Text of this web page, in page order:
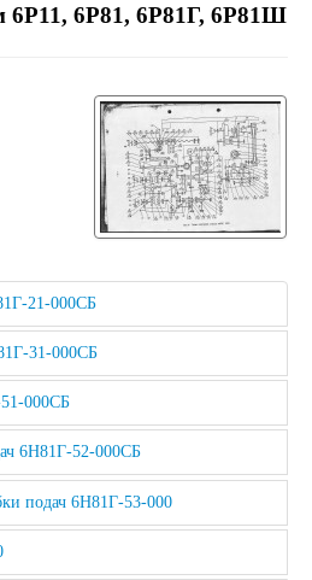
6Р11, 6Р81, 6Р81Г, 6Р81Ш
21-000СБ
31-000СБ
000СБ
6Н81Г-52-000СБ
подач 6Н81Г-53-000